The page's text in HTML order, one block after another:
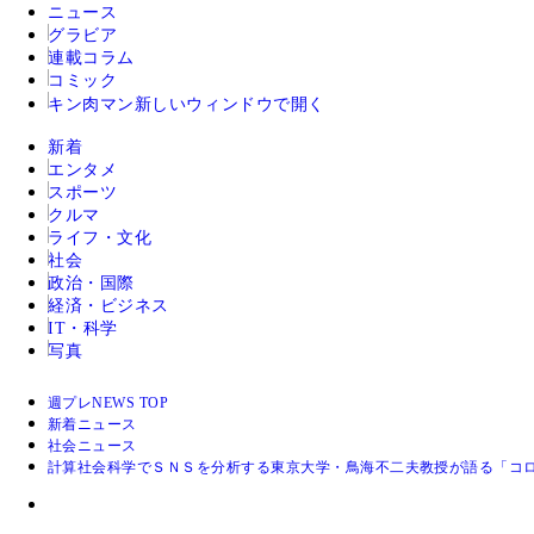
ニュース
グラビア
連載コラム
コミック
キン肉マン 新しいウィンドウで開く
新着
エンタメ
スポーツ
クルマ
ライフ・文化
社会
政治・国際
経済・ビジネス
IT・科学
写真
週プレNEWS TOP
新着ニュース
社会ニュース
計算社会科学でＳＮＳを分析する東京大学・鳥海不二夫教授が語る「コ